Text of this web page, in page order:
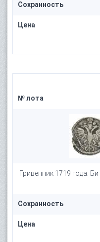
Сохранность
Цена
№ лота
Гривенник 1719 года.
Сохранность
Цена